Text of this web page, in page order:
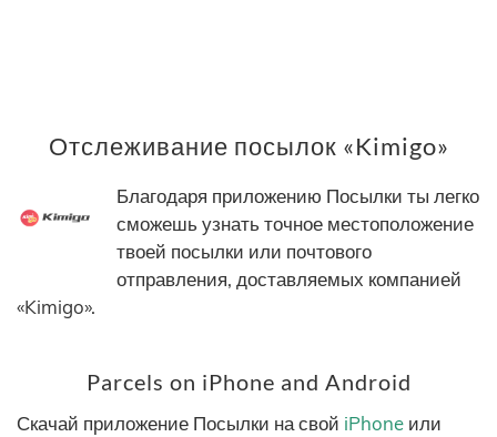
Отслеживание посылок «Kimigo»
Благодаря приложению Посылки ты легко
сможешь узнать точное местоположение
твоей посылки или почтового
отправления, доставляемых компанией
«Kimigo».
Parcels on iPhone and Android
Скачай приложение Посылки на свой iPhone или